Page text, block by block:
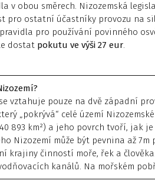
v obou směrech. Nizozemská
pro ostatní účastníky provozu na
pro používání povinného
dostat pokutu ve výši 27 eur.
vztahuje pouze na dvě západní
„pokrývá“ celé území
893 km²) a jeho povrch tvoří, jak
Nizozemí může být pevnina až
krajiny činností moře, řek a
kanálů. Na mořském